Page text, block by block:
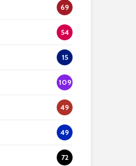
69
54
15
109
49
49
72